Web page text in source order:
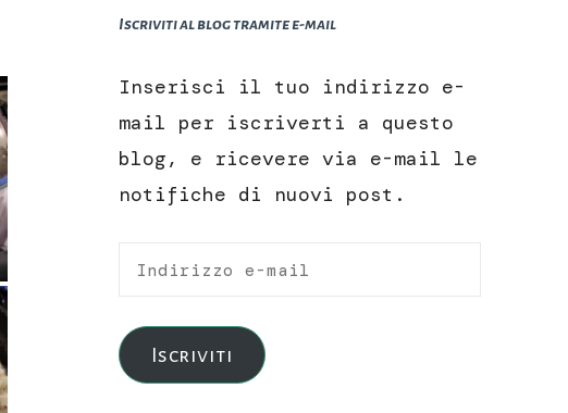
Iscriviti al blog tramite e-mail
Inserisci il tuo indirizzo e-
mail per iscriverti a questo
blog, e ricevere via e-mail le
notifiche di nuovi post.
Indirizzo
mail
Iscriviti